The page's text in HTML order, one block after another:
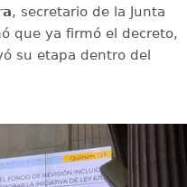
, secretario de la Junta
que ya firmó el decreto,
su etapa dentro del